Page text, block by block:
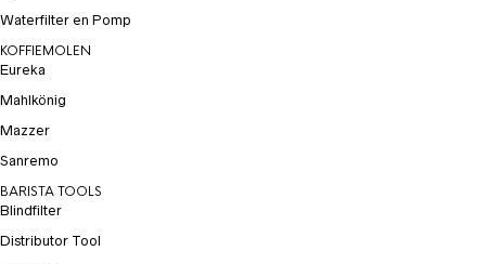
Waterfilter en Pomp
KOFFIEMOLEN
Eureka
Mahlkönig
Mazzer
Sanremo
BARISTA TOOLS
Blindfilter
Distributor Tool